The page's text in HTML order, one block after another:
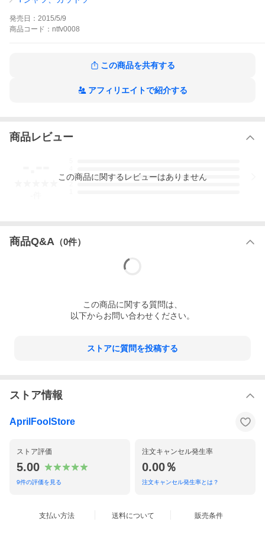
【リリース日】
2015年5月9日（土）
てTHEアメリカンなガッシリとしたシルエットにこだわったVery
ApeのオフィシャルTシャツ。
個性的なカラー展開に主張の強い「カミナリ」プリントを施し、
トサイズで着用可能！
発売日： 2015/5/9
商品 コード： ntfv0008
この商品を共有する
アフィリエイトで紹介する
商品レビュー
3
この商品に関するレビューはありません
商品Q&A （0件）
この商品に関する質問は、
以下からお問い合わせください。
ストアに質問を投稿する
ストア情報
AprilFoolStore
ストア評価
5.00
9件の評価を見る
注文キャンセル発生率
0.00％
注文キャンセル発生率とは？
支払い方法 送料について 販売条件